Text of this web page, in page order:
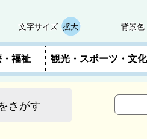
文字サイズ 拡大 背景色
福祉 観光・スポーツ・文化
さがす